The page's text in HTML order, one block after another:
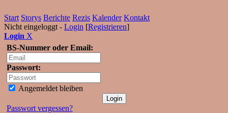
Start Storys Berichte Rezis Kalender Kontakt
Nicht eingeloggt - Login [Registrieren]
Login X
BS-Nummer oder Email:
Passwort:
Angemeldet bleiben
Passwort vergessen?